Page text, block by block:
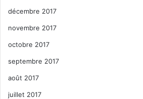
décembre 2017
novembre 2017
octobre 2017
septembre 2017
août 2017
juillet 2017